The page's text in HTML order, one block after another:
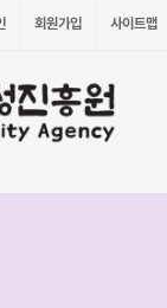
회원가입 사이트맵